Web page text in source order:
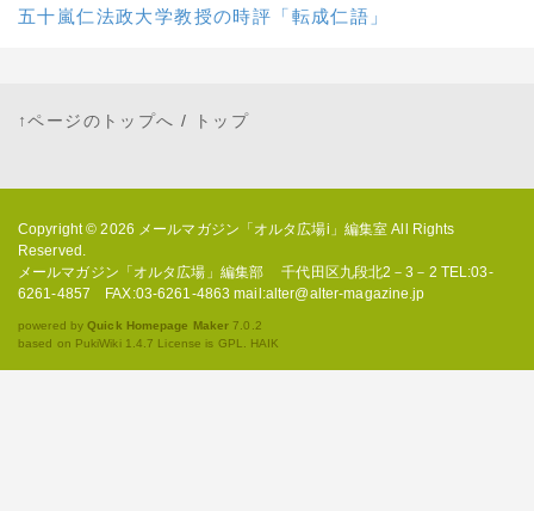
五十嵐仁法政大学教授の時評「転成仁語」
↑ページのトップへ / トップ
Copyright © 2026 メールマガジン「オルタ広場i」編集室 All Rights
Reserved.
メールマガジン「オルタ広場」編集部 千代田区九段北2－3－2 TEL:03-
6261-4857 FAX:03-6261-4863 mail:alter@alter-magazine.jp
powered byQuick Homepage Maker 7.0.2
based on PukiWiki 1.4.7 License is GPL. HAIK